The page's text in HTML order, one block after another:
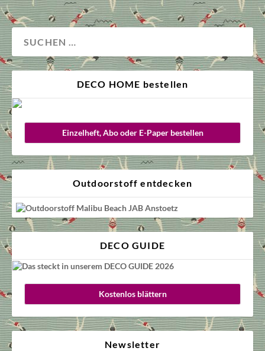
DECO HOME bestellen
Einzelheft, Abo oder E-Paper bestellen
Outdoorstoff entdecken
DECO GUIDE
Kostenlos blättern
Newsletter